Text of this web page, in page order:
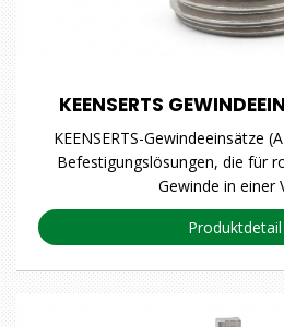
KEENSERTS
KEENSERTS-Gewindeeinsätze
Befestigungslösungen, die für
Gewinde in einer
Produktdetail